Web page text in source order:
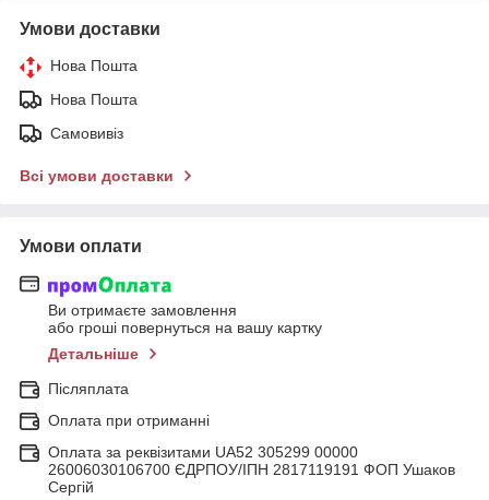
Умови доставки
Нова Пошта
Нова Пошта
Самовивіз
Всі умови доставки
Умови оплати
Ви отримаєте замовлення
або гроші повернуться на вашу картку
Детальніше
Післяплата
Оплата при отриманні
Оплата за реквізитами UA52 305299 00000
26006030106700 ЄДРПОУ/ІПН 2817119191 ФОП Ушаков
Сергій